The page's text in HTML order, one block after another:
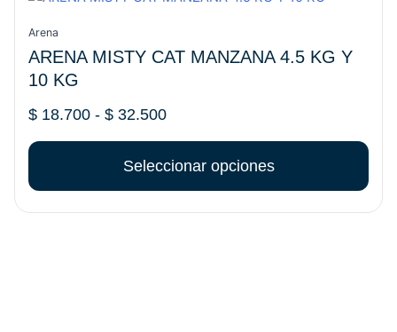
Arena
ARENA MISTY CAT MANZANA 4.5 KG Y
10 KG
$18.700 - $32.500
$ 18.700
Seleccionar opciones
producto
tiene
múltiples
Las
opciones
pueden
la